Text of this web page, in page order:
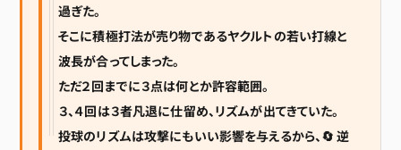
過ぎた。
そこに積極打法が売り物であるヤクルトの若い打線と
波長が合ってしまった。
ただ２回までに３点は何とか許容範囲。
３、４回は３者凡退に仕留め、リズムが出てきていた。
投球のリズムは攻撃にもいい影響を与えるから、🔄 逆